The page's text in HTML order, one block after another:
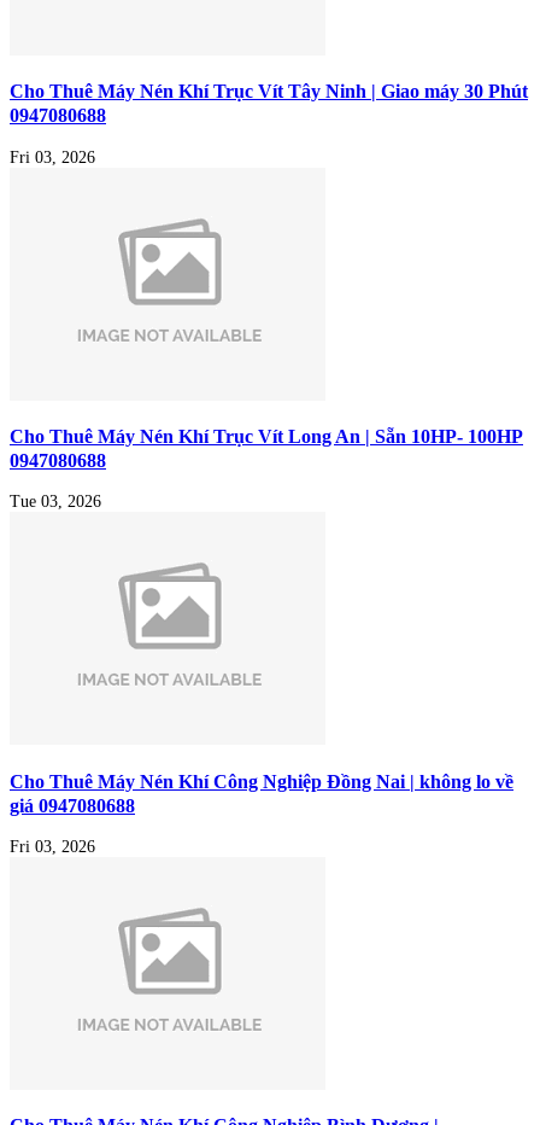
Cho Thuê Máy Nén Khí Trục Vít Tây Ninh | Giao máy 30 Phút
0947080688
Fri 03, 2026
Cho Thuê Máy Nén Khí Trục Vít Long An | Sẵn 10HP- 100HP
0947080688
Tue 03, 2026
Cho Thuê Máy Nén Khí Công Nghiệp Đồng Nai | không lo về
giá 0947080688
Fri 03, 2026